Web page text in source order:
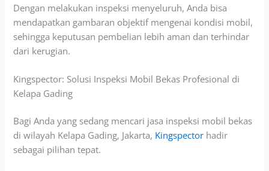
Dengan melakukan inspeksi menyeluruh, Anda bisa
mendapatkan gambaran objektif mengenai kondisi mobil,
sehingga keputusan pembelian lebih aman dan terhindar
dari kerugian.
Kingspector: Solusi Inspeksi Mobil Bekas Profesional di
Kelapa Gading
Bagi Anda yang sedang mencari jasa inspeksi mobil bekas
di wilayah Kelapa Gading, Jakarta, Kingspector hadir
sebagai pilihan tepat.